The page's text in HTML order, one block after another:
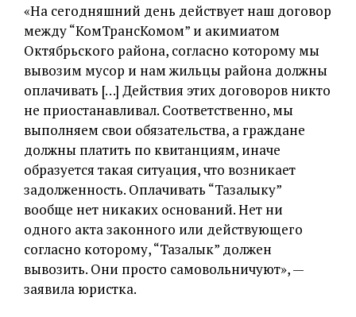
«На сегодняшний день действует наш договор
между “КомТрансКомом” и акимиатом
Октябрьского района, согласно которому мы
вывозим мусор и нам жильцы района должны
оплачивать […] Действия этих договоров никто
не приостанавливал. Соответственно, мы
выполняем свои обязательства, а граждане
должны платить по квитанциям, иначе
образуется такая ситуация, что возникает
задолженность. Оплачивать “Тазалыку”
вообще нет никаких оснований. Нет ни
одного акта законного или действующего
согласно которому, “Тазалык” должен
вывозить. Они просто самовольничуют», —
заявила юристка.